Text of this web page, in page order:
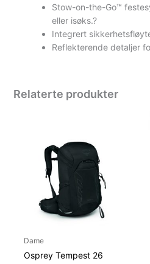
Stow-on-the-Go™
eller isøks.?
Integrert
Reflekterende detaljer
Relaterte produkter
Dame
Osprey Tempest 26